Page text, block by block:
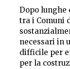
Dopo lunghe
tra i Comuni
necessari in
difficile per
per la